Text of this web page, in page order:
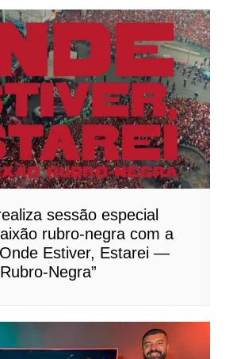
sessão especial
rubro-negra com a
Estiver, Estarei —
Negra”